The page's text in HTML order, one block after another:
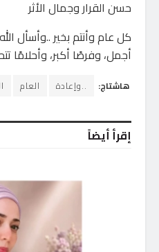
حسن القرار وجمال الأثر
كل عام وأنتم بخير ..وأسأل
أجمل، وفرصًا أكبر، وأحلامًا
هاشتاج: ..وإعادة العام
إقرأ أيضاً